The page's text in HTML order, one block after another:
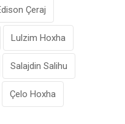
Çeraj
Lulzim Hoxha
Salajdin Salihu
Çelo Hoxha